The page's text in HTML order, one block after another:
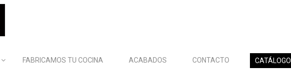
FABRICAMOS TU COCINA ACABADOS CONTACTO CATÁLOGO